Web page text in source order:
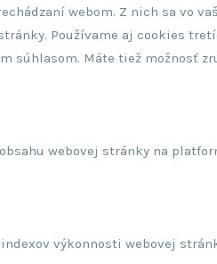
webom. Z nich sa vo
Používame aj cookies
súhlasom. Máte tiež možnosť
webovej stránky na
výkonnosti webovej